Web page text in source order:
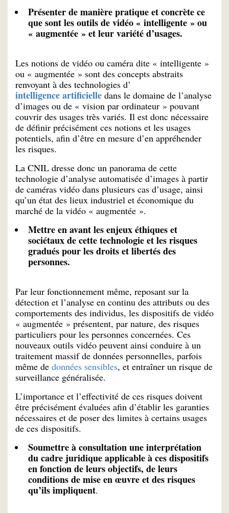
Présenter de manière pratique et concrète ce
que sont les outils de vidéo « intelligente » ou
« augmentée » et leur variété d’usages.
Les notions de vidéo ou caméra dite « intelligente »
ou « augmentée » sont des concepts abstraits
renvoyant à des technologies d’
intelligence artificielle dans le domaine de l’analyse
d’images ou de « vision par ordinateur » pouvant
couvrir des usages très variés. Il est donc nécessaire
de définir précisément ces notions et les usages
potentiels, afin d’être en mesure d’en appréhender
les risques.
La CNIL dresse donc un panorama de cette
technologie d’analyse automatisée d’images à partir
de caméras vidéo dans plusieurs cas d’usage, ainsi
qu’un état des lieux industriel et économique du
marché de la vidéo « augmentée ».
Mettre en avant les enjeux éthiques et
sociétaux de cette technologie et les risques
gradués pour les droits et libertés des
personnes.
Par leur fonctionnement même, reposant sur la
détection et l’analyse en continu des attributs ou des
comportements des individus, les dispositifs de vidéo
« augmentée » présentent, par nature, des risques
particuliers pour les personnes concernées. Ces
nouveaux outils vidéo peuvent ainsi conduire à un
traitement massif de données personnelles, parfois
même de données sensibles, et entraîner un risque de
surveillance généralisée.
L’importance et l’effectivité de ces risques doivent
être précisément évaluées afin d’établir les garanties
nécessaires et de poser des limites à certains usages
de ces dispositifs.
Soumettre à consultation une interprétation
ducadre juridique applicable à ces dispositifs
en fonction de leurs objectifs, de leurs
conditions de mise en œuvre et des risques
qu’ils impliquent.